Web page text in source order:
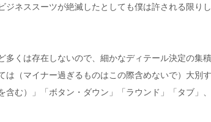
ネススーツが絶滅したとしても僕は許される限り
多くは存在しないので、細かなディテール決定の集
（マイナー過ぎるものはこの際含めないで）大別
む）」「ボタン・ダウン」「ラウンド」「タブ」